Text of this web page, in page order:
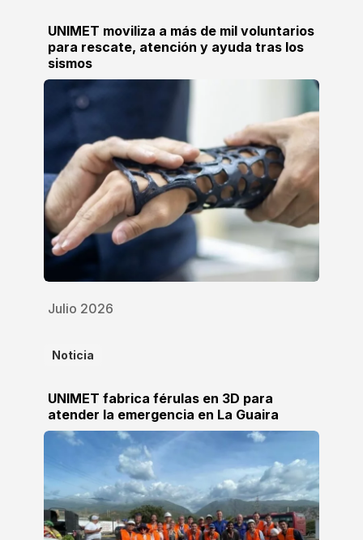
UNIMET moviliza a más de mil voluntarios
para rescate, atención y ayuda tras los
sismos
Julio 2026
Noticia
UNIMET fabrica férulas en 3D para
atender la emergencia en La Guaira